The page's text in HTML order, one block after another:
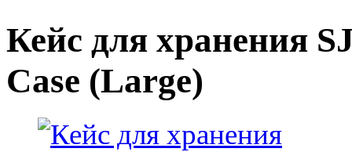
Кейс для хранения
Case (Large)